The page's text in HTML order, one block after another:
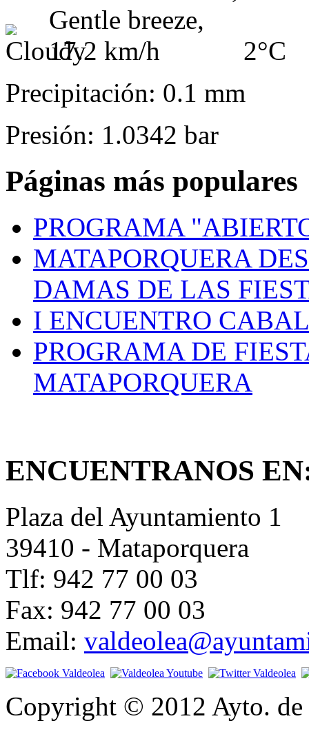
2°C
Precipitación: 0.1 mm
Presión: 1.0342 bar
Páginas más populares
PROGRAMA
MATAPORQUERA
DAMAS DE LAS
I ENCUENTRO
PROGRAMA DE
MATAPORQUERA
ENCUENTRANOS
Plaza del Ayuntamiento 1
39410 - Mataporquera
Tlf: 942 77 00 03
Fax: 942 77 00 03
Email:
Copyright © 2012 Ayto.